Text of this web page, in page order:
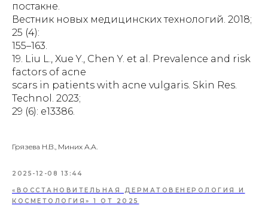
постакне.
Вестник новых медицинских технологий. 2018;
25 (4):
155–163.
19. Liu L., Xue Y., Chen Y. et al. Prevalence and risk
factors of acne
scars in patients with acne vulgaris. Skin Res.
Technol. 2023;
29 (6): e13386.
Грязева Н.В., Миних А.А.
2025-12-08 13:44
«ВОССТАНОВИТЕЛЬНАЯ ДЕРМАТОВЕНЕРОЛОГИЯ И
КОСМЕТОЛОГИЯ» 1 ОТ 2025